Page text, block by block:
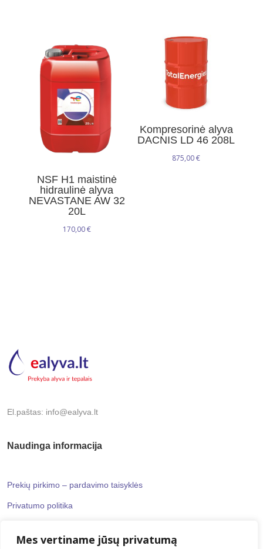
Mes vertiname jūsų privatumą
NSF H1 maistinė
hidraulinė alyva
NEVASTANE AW 32
20L
170,00€
Kompresorinė alyva
DACNIS LD 46 208L
875,00€
El.paštas: info@ealyva.lt
Naudinga informacija
Prekių pirkimo – pardavimo taisyklės
Privatumo politika
Informaciniai puslapiai